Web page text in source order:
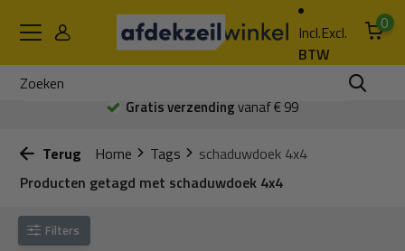
Incl.Excl.
BTW
0
Gratis verzendingvanaf € 99
Terug Home Tags
schaduwdoek 4x4
Producten getagd met schaduwdoek 4x4
Filters